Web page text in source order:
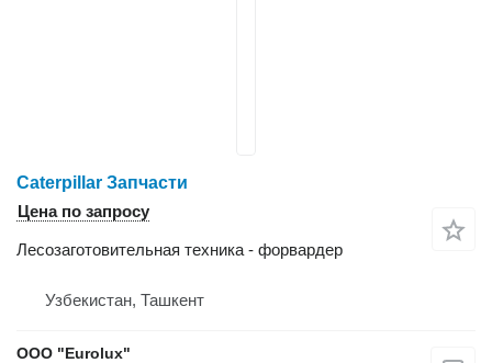
Caterpillar Запчасти
Цена по запросу
Лесозаготовительная техника - форвардер
Узбекистан, Ташкент
ООО "Eurolux"